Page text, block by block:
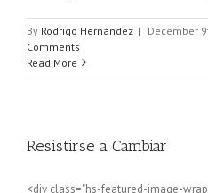
By Rodrigo Hernández | December
Comments
Read More
Resistirse a Cambiar
<div class="hs-featured-image-